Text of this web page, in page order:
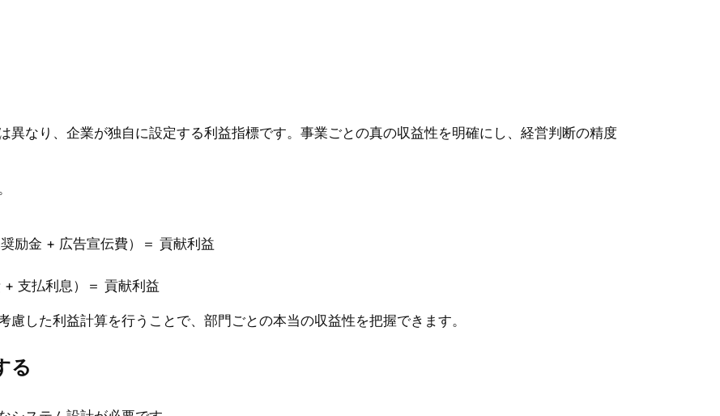
異なり、企業が独自に設定する利益指標です。事業ごとの真の収益性を明確にし、経営判断の精度
励金 + 広告宣伝費）＝ 貢献利益
支払利息）＝ 貢献利益
した利益計算を行うことで、部門ごとの本当の収益性を把握できます。
る